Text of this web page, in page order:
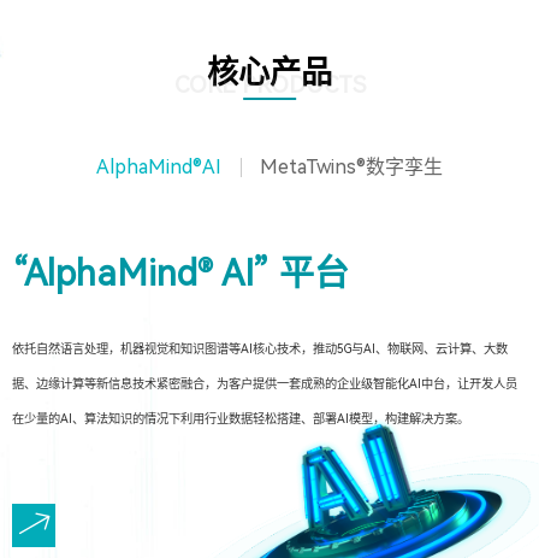
核心产品
CORE PRODUCTS
AlphaMind®AI MetaTwins®数字孪生
“AlphaMind® AI” 平台
依托自然语言处理，机器视觉和知识图谱等AI核心技术，推动5G与AI、物联网、云计算、大数
据、边缘计算等新信息技术紧密融合，为客户提供一套成熟的企业级智能化AI中台，让开发人员
在少量的AI、算法知识的情况下利用行业数据轻松搭建、部署AI模型，构建解决方案。